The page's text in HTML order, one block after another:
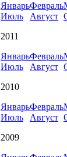
ЯнварьФевраль
Июль
Август
2011
ЯнварьФевраль
Июль
Август
2010
ЯнварьФевраль
Июль
Август
2009